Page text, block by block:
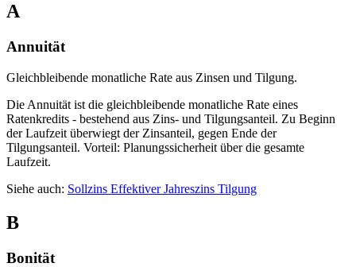
A
Annuität
Gleichbleibende monatliche Rate aus Zinsen und Tilgung.
Die Annuität ist die gleichbleibende monatliche Rate eines
Ratenkredits - bestehend aus Zins- und Tilgungsanteil. Zu Beginn
der Laufzeit überwiegt der Zinsanteil, gegen Ende der
Tilgungsanteil. Vorteil: Planungssicherheit über die gesamte
Laufzeit.
Siehe auch: Sollzins Effektiver Jahreszins Tilgung
B
Bonität